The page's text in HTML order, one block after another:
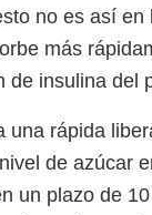
no es así
más
de insulina del
una rápida
de azúcar
un plazo de